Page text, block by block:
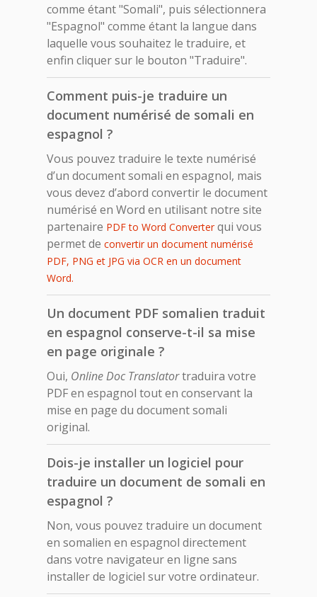
comme étant "Somali", puis sélectionnera
"Espagnol" comme étant la langue dans
laquelle vous souhaitez le traduire, et
enfin cliquer sur le bouton "Traduire".
Comment puis-je traduire un
document numérisé de somali en
espagnol ?
Vous pouvez traduire le texte numérisé
d’un document somali en espagnol, mais
vous devez d’abord convertir le document
numérisé en Word en utilisant notre site
partenaire PDF to Word Converterqui vous
permet de convertir un document numérisé
PDF, PNG et JPG via OCR en un document
Word.
Un document PDF somalien traduit
en espagnol conserve-t-il sa mise
en page originale ?
Oui, Online Doc Translatortraduira votre
PDF en espagnol tout en conservant la
mise en page du document somali
original.
Dois-je installer un logiciel pour
traduire un document de somali en
espagnol ?
Non, vous pouvez traduire un document
en somalien en espagnol directement
dans votre navigateur en ligne sans
installer de logiciel sur votre ordinateur.